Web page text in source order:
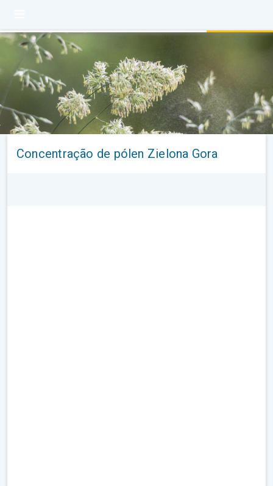
Concentração de pólen Zielona Gora